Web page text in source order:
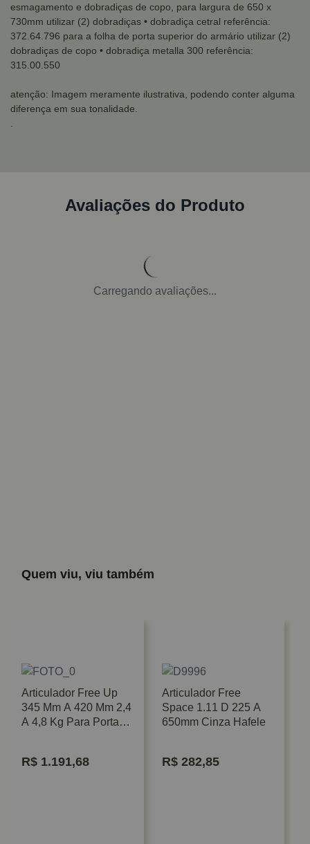
esmagamento e dobradiças de copo, para largura de 650 x
730mm utilizar (2) dobradiças • dobradiça cetral referência:
372.64.796 para a folha de porta superior do armário utilizar (2)
dobradiças de copo • dobradiça metalla 300 referência:
315.00.550
atenção: Imagem meramente ilustrativa, podendo conter alguma
diferença em sua tonalidade.
Avaliações do Produto
Carregando avaliações...
Quem viu, viu também
Articulador Free Up
345 Mm A 420 Mm 2,4
A 4,8 Kg Para Portas
R$ 1.191,68
Articulador Free
Space 1.11 D 225 A
650mm Cinza Hafele
R$ 282,85